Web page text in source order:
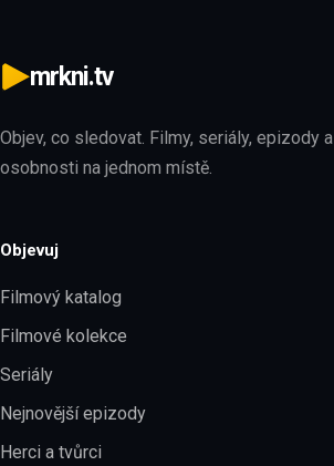
mrkni.tv
Objev, co sledovat. Filmy, seriály, epizody a
osobnosti na jednom místě.
Objevuj
Filmový katalog
Filmové kolekce
Seriály
Nejnovější epizody
Herci a tvůrci